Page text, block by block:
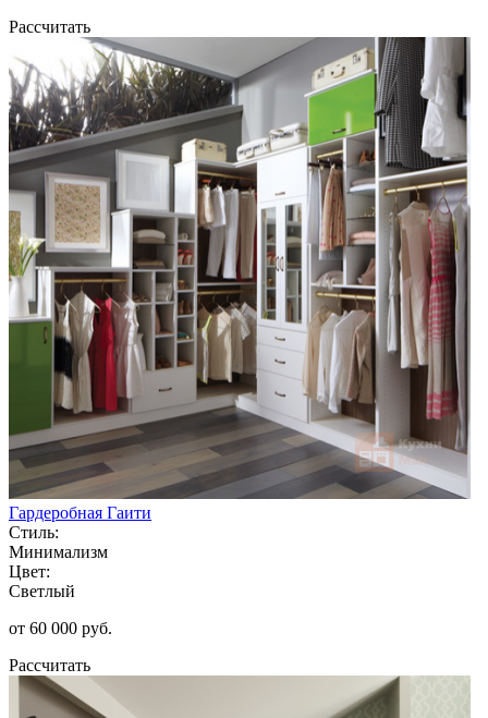
Рассчитать
Гардеробная Гаити
Стиль:
Минимализм
Цвет:
Светлый
от 60 000 руб.
Рассчитать